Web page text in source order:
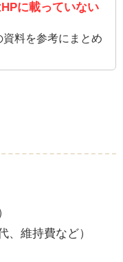
に載っていない
料を参考にまとめ
、維持費など）